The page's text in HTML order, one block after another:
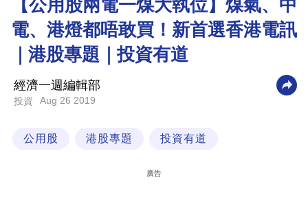
財
商
業
科
技
場
【公用股兩電一煤大執位】煤氣、中
電、港燈都唔敢買！新首選香港電訊
｜港股專題｜投資有道
經濟一週編輯部
投資 Aug 26 2019
公用股 港股專題 投資有道
廣告